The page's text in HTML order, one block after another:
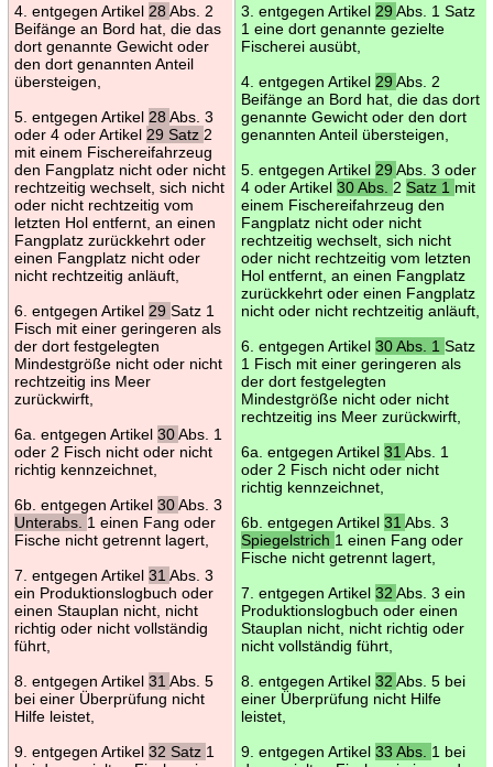
4. entgegen Artikel 28 Abs. 2
Beifänge an Bord hat, die das
dort genannte Gewicht oder
den dort genannten Anteil
übersteigen,
5. entgegen Artikel 28 Abs. 3
oder 4 oder Artikel 29 Satz 2
mit einem Fischereifahrzeug
den Fangplatz nicht oder nicht
rechtzeitig wechselt, sich nicht
oder nicht rechtzeitig vom
letzten Hol entfernt, an einen
Fangplatz zurückkehrt oder
einen Fangplatz nicht oder
nicht rechtzeitig anläuft,
6. entgegen Artikel 29 Satz 1
Fisch mit einer geringeren als
der dort festgelegten
Mindestgröße nicht oder nicht
rechtzeitig ins Meer
zurückwirft,
6a. entgegen Artikel 30Abs. 1
oder 2 Fisch nicht oder nicht
richtig kennzeichnet,
6b. entgegen Artikel 30Abs. 3
Unterabs. 1 einen Fang oder
Fische nicht getrennt lagert,
7. entgegen Artikel 31 Abs. 3
ein Produktionslogbuch oder
einen Stauplan nicht, nicht
richtig oder nicht vollständig
führt,
8. entgegen Artikel 31 Abs. 5
bei einer Überprüfung nicht
Hilfe leistet,
9. entgegen Artikel 32 Satz 1
3. entgegen Artikel 29 Abs. 1 Satz
1 eine dort genannte gezielte
Fischerei ausübt,
4. entgegen Artikel 29 Abs. 2
Beifänge an Bord hat, die das dort
genannte Gewicht oder den dort
genannten Anteil übersteigen,
5. entgegen Artikel 29 Abs. 3 oder
4 oder Artikel 30 Abs. 2 Satz 1 mit
einem Fischereifahrzeug den
Fangplatz nicht oder nicht
rechtzeitig wechselt, sich nicht
oder nicht rechtzeitig vom letzten
Hol entfernt, an einen Fangplatz
zurückkehrt oder einen Fangplatz
nicht oder nicht rechtzeitig anläuft,
6. entgegen Artikel 30 Abs. 1 Satz
1 Fisch mit einer geringeren als
der dort festgelegten
Mindestgröße nicht oder nicht
rechtzeitig ins Meer zurückwirft,
6a. entgegen Artikel 31 Abs. 1
oder 2 Fisch nicht oder nicht
richtig kennzeichnet,
6b. entgegen Artikel 31 Abs. 3
Spiegelstrich 1 einen Fang oder
Fische nicht getrennt lagert,
7. entgegen Artikel 32 Abs. 3 ein
Produktionslogbuch oder einen
Stauplan nicht, nicht richtig oder
nicht vollständig führt,
8. entgegen Artikel 32 Abs. 5 bei
einer Überprüfung nicht Hilfe
leistet,
9. entgegen Artikel 33 Abs. 1 bei